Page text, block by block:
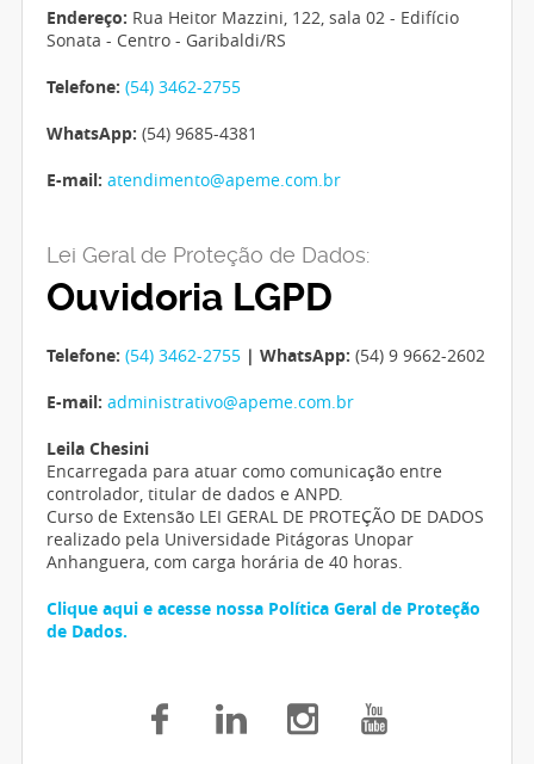
Endereço: Rua Heitor Mazzini, 122, sala 02 - Edifício
Sonata - Centro - Garibaldi/RS
Telefone: (54) 3462-2755
WhatsApp: (54) 9685-4381
E-mail: atendimento@apeme.com.br
Lei Geral de Proteção de Dados:
Ouvidoria LGPD
Telefone: (54) 3462-2755 | WhatsApp: (54) 9 9662-2602
E-mail: administrativo@apeme.com.br
Leila Chesini
Encarregada para atuar como comunicação entre
controlador, titular de dados e ANPD.
Curso de Extensão LEI GERAL DE PROTEÇÃO DE DADOS
realizado pela Universidade Pitágoras Unopar
Anhanguera, com carga horária de 40 horas.
Clique aqui e acesse nossa Política Geral de Proteção
de Dados.